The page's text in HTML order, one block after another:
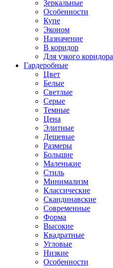
Зеркальные
Особенности
Купе
Эконом
Назначение
В коридор
Для узкого коридора
Гардеробные
Цвет
Белые
Светлые
Серые
Темные
Цена
Элитные
Дешевые
Размеры
Большие
Маленькие
Стиль
Минимализм
Классические
Скандинавские
Современные
Форма
Высокие
Квадратные
Угловые
Низкие
Особенности